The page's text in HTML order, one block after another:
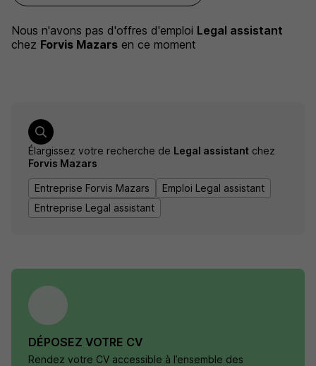
Nous n'avons pas d'offres d'emploi Legal assistant
chez Forvis Mazars en ce moment
Élargissez votre recherche de Legal assistant chez
Forvis Mazars
Entreprise Forvis Mazars
Emploi Legal assistant
Entreprise Legal assistant
DÉPOSEZ VOTRE CV
Rendez votre CV accessible à l’ensemble des